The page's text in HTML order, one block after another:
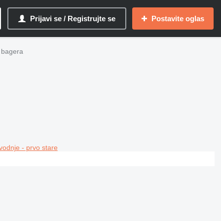
Prijavi se / Registrujte se Postavite oglas
- prvo stare